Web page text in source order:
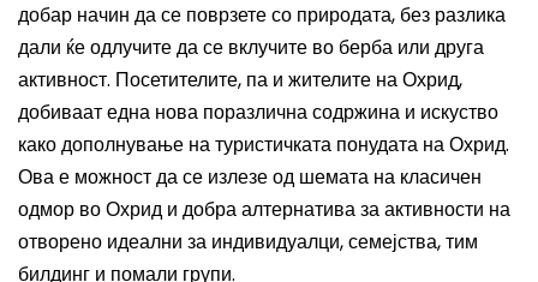
добар начин да се поврзете со природата, без разлика
дали ќе одлучите да се вклучите во берба или друга
активност. Посетителите, па и жителите на Охрид,
добиваат една нова поразлична содржина и искуство
како дополнување на туристичката понудата на Охрид.
Ова е можност да се излезе од шемата на класичен
одмор во Охрид и добра алтернатива за активности на
отворено идеални за индивидуалци, семејства, тим
билдинг и помали групи.